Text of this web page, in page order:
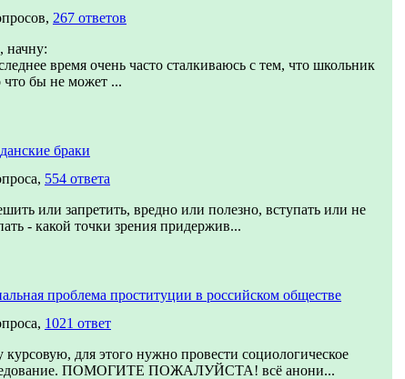
267 ответов
начну:
время очень часто сталкиваюсь с тем, что школьник
что бы не может ...
браки
554 ответа
или запретить, вредно или полезно, вступать или не
- какой точки зрения придержив...
проблема проституции в российском обществе
1021 ответ
для этого нужно провести социологическое
ПОМОГИТЕ ПОЖАЛУЙСТА! всё анони...